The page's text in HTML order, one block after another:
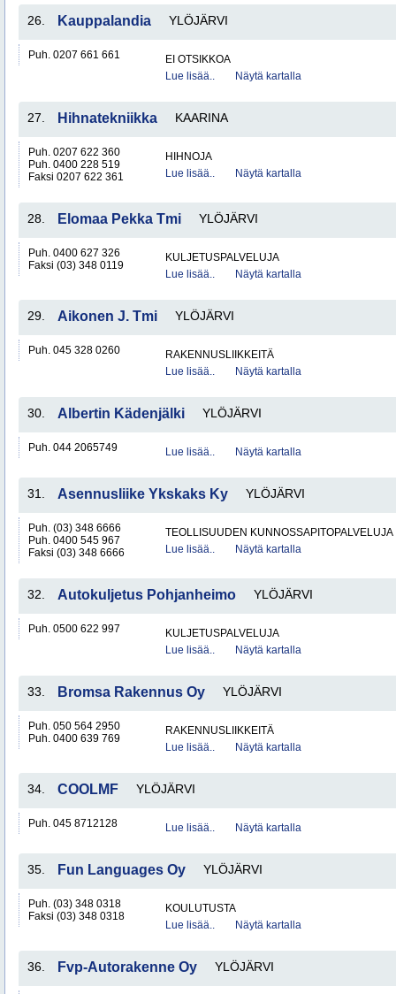
26. Kauppalandia YLÖJÄRVI
Puh. 0207 661 661
EI OTSIKKOA
Lue lisää..
Näytä kartalla
27. Hihnatekniikka KAARINA
Puh. 0207 622 360
Puh. 0400 228 519
Faksi 0207 622 361
HIHNOJA
Lue lisää..
Näytä kartalla
28. Elomaa Pekka Tmi YLÖJÄRVI
Puh. 0400 627 326
Faksi (03) 348 0119
KULJETUSPALVELUJA
Lue lisää..
Näytä kartalla
29. Aikonen J. Tmi YLÖJÄRVI
Puh. 045 328 0260
RAKENNUSLIIKKEITÄ
Lue lisää..
Näytä kartalla
30. Albertin Kädenjälki YLÖJÄRVI
Puh. 044 2065749 Lue lisää.. Näytä kartalla
31. Asennusliike Ykskaks Ky YLÖJÄRVI
Puh. (03) 348 6666
Puh. 0400 545 967
Faksi (03) 348 6666
TEOLLISUUDEN KUNNOSSAPITOPALVELUJA
Lue lisää..
Näytä kartalla
32. Autokuljetus Pohjanheimo YLÖJÄRVI
Puh. 0500 622 997
KULJETUSPALVELUJA
Lue lisää..
Näytä kartalla
33. Bromsa Rakennus Oy YLÖJÄRVI
Puh. 050 564 2950
Puh. 0400 639 769
RAKENNUSLIIKKEITÄ
Lue lisää..
Näytä kartalla
34. COOLMF YLÖJÄRVI
Puh. 045 8712128 Lue lisää.. Näytä kartalla
35. Fun Languages Oy YLÖJÄRVI
Puh. (03) 348 0318
Faksi (03) 348 0318
KOULUTUSTA
Lue lisää..
Näytä kartalla
36. Fvp-Autorakenne Oy YLÖJÄRVI